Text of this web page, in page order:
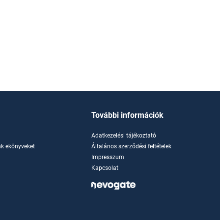
ekönyveket
További információk
Adatkezelési tájékoztató
Általános szerződési feltételek
Impresszum
Kapcsolat